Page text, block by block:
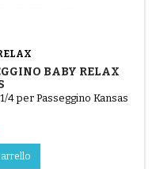
BABY RELAX
4 per Passeggino Kansas